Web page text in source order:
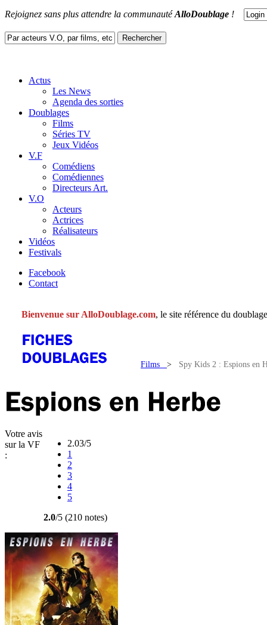
Rejoignez sans plus attendre la communautéAlloDoublage !
Actus
Les News
Agenda des sorties
Doublages
Films
Séries TV
Jeux Vidéos
V.F
Comédiens
Comédiennes
Directeurs Art.
V.O
Acteurs
Actrices
Réalisateurs
Vidéos
Festivals
Facebook
Contact
Bienvenue sur AlloDoublage.com, le site référence du
Films > Spy Kids 2 : Espions en
Votre avis
sur la VF
:
2.03/5
1
2
3
4
5
2.0/5 (210 notes)